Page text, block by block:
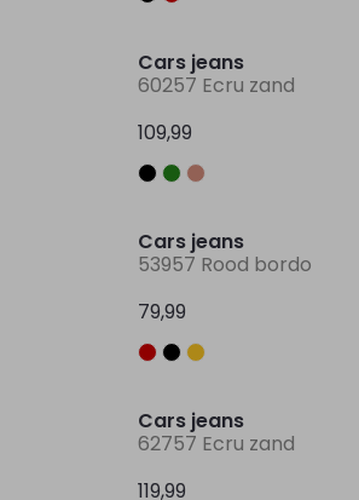
Cars jeans
60257 Ecru zand
109,99
Cars jeans
53957 Rood bordo
79,99
Cars jeans
62757 Ecru zand
119,99